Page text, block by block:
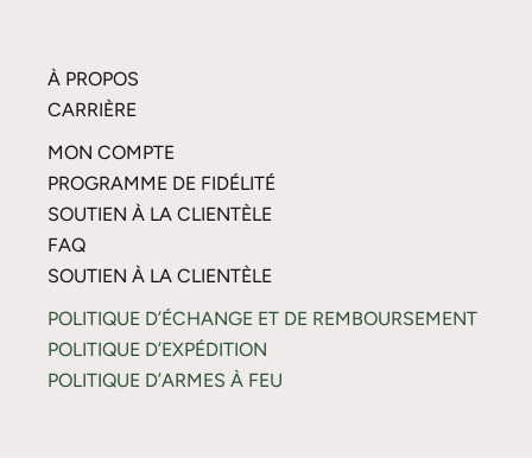
À PROPOS
CARRIÈRE
MON COMPTE
PROGRAMME DE FIDÉLITÉ
SOUTIEN À LA CLIENTÈLE
FAQ
SOUTIEN À LA CLIENTÈLE
POLITIQUE D’ÉCHANGE ET DE REMBOURSEMENT
POLITIQUE D’EXPÉDITION
POLITIQUE D’ARMES À FEU